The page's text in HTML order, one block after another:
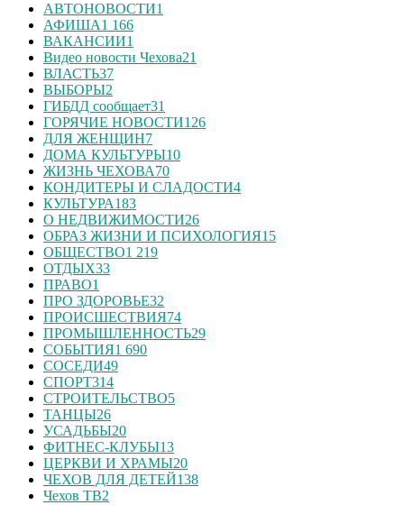
АВТОНОВОСТИ1
АФИША1 166
ВАКАНСИИ1
Видео новости Чехова21
ВЛАСТЬ37
ВЫБОРЫ2
ГИБДД сообщает31
ГОРЯЧИЕ НОВОСТИ126
ДЛЯ ЖЕНЩИН7
ДОМА КУЛЬТУРЫ10
ЖИЗНЬ ЧЕХОВА70
КОНДИТЕРЫ И СЛАДОСТИ4
КУЛЬТУРА183
О НЕДВИЖИМОСТИ26
ОБРАЗ ЖИЗНИ И ПСИХОЛОГИЯ15
ОБЩЕСТВО1 219
ОТДЫХ33
ПРАВО1
ПРО ЗДОРОВЬЕ32
ПРОИСШЕСТВИЯ74
ПРОМЫШЛЕННОСТЬ29
СОБЫТИЯ1 690
СОСЕДИ49
СПОРТ314
СТРОИТЕЛЬСТВО5
ТАНЦЫ26
УСАДЬБЫ20
ФИТНЕС-КЛУБЫ13
ЦЕРКВИ И ХРАМЫ20
ЧЕХОВ ДЛЯ ДЕТЕЙ138
Чехов ТВ2